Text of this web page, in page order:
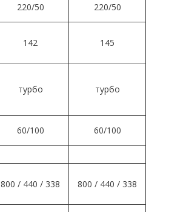
220/50 220/50
142 145
турбо турбо
60/100 60/100
800 / 440 / 338 800 / 440 / 338